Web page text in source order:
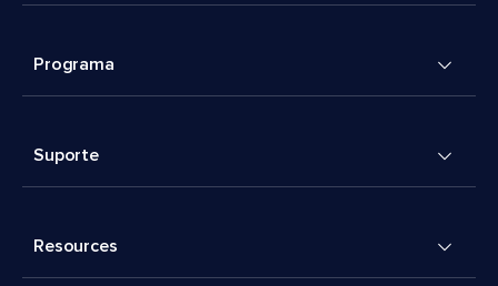
Programa
Suporte
Resources